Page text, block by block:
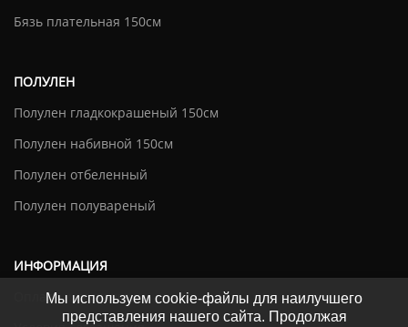
Бязь плательная 150см
ПОЛУЛЕН
Полулен гладкокрашеный 150см
Полулен набивной 150см
Полулен отбеленный
Полулен полувареный
ИНФОРМАЦИЯ
Оплата и доставка
Мы используем cookie-файлы для наилучшего
представления нашего сайта. Продолжая